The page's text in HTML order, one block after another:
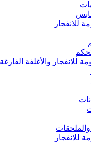
للانفجار
للانفجار والأغلفة الفارغة
والملحقات
للانفجار